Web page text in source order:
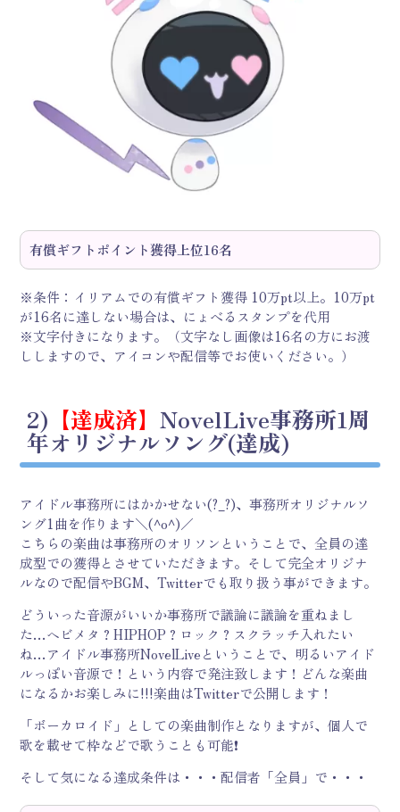
有償ギフトポイント獲得上位16名
※条件：イリアムでの有償ギフト獲得 10万pt以上。10万pt
が16名に達しない場合は、にょべるスタンプを代用
※文字付きになります。（文字なし画像は16名の方にお渡
ししますので、アイコンや配信等でお使いください。）
2) 【達成済】 NovelLive事務所1周
年オリジナルソング(達成)
アイドル事務所にはかかせない(?_?)、事務所オリジナルソ
ング1曲を作ります＼(^o^)／
こちらの楽曲は事務所のオリソンということで、全員の達
成型での獲得とさせていただきます。そして完全オリジナ
ルなので配信やBGM、Twitterでも取り扱う事ができます。
どういった音源がいいか事務所で議論に議論を重ねまし
た…ヘビメタ？HIPHOP？ロック？スクラッチ入れたい
ね…アイドル事務所NovelLiveということで、明るいアイド
ルっぽい音源で！という内容で発注致します！どんな楽曲
になるかお楽しみに!!!楽曲はTwitterで公開します！
「ボーカロイド」としての楽曲制作となりますが、個人で
歌を載せて枠などで歌うことも可能❗
そして気になる達成条件は・・・配信者「全員」で・・・